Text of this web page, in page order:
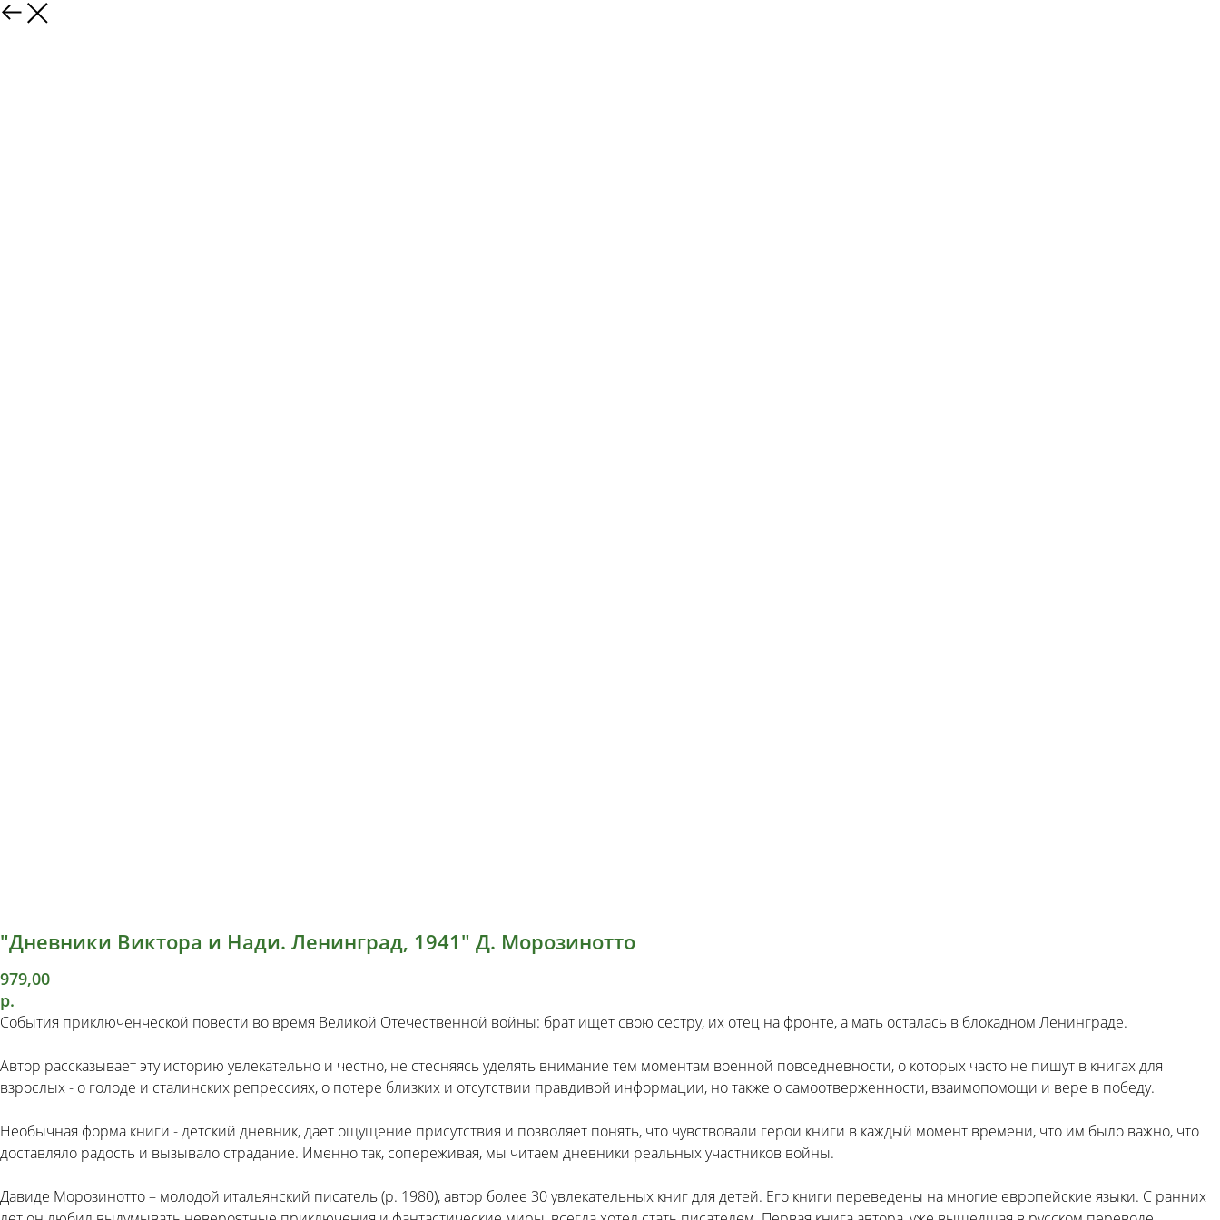
"Дневники Виктора и Нади. Ленинград, 1941" Д. Морозинотто
979,00
р.
События приключенческой повести во время Великой Отечественной войны: брат ищет свою сестру, их отец на фронте, а мать осталась в блокадном Ленинграде.
Автор рассказывает эту историю увлекательно и честно, не стесняясь уделять внимание тем моментам военной повседневности, о которых часто не пишут в книгах для
взрослых - о голоде и сталинских репрессиях, о потере близких и отсутствии правдивой информации, но также о самоотверженности, взаимопомощи и вере в победу.
Необычная форма книги - детский дневник, дает ощущение присутствия и позволяет понять, что чувствовали герои книги в каждый момент времени, что им было важно, что
доставляло радость и вызывало страдание. Именно так, сопереживая, мы читаем дневники реальных участников войны.
Давиде Морозинотто – молодой итальянский писатель (р. 1980), автор более 30 увлекательных книг для детей. Его книги переведены на многие европейские языки. С ранних